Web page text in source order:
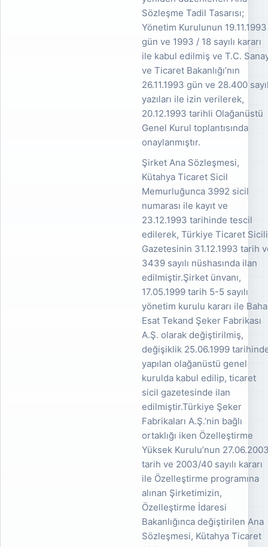
Sözleşme Tadil Tasarısı;
Yönetim Kurulunun 19.11.1993
gün ve 1993 / 18 sayılı kararı
ile kabul edilmiş ve T.C.
ve Ticaret Bakanlığı’nın
26.11.1993 gün ve 28.400
yazıları ile izin verilerek,
20.12.1993 tarihli Olağanüstü
Genel Kurul toplantısında
onaylanmıştır.
Şirket Ana Sözleşmesi,
Kütahya Ticaret Sicil
Memurluğunca 3992 sicil
numarası ile kayıt ve
23.12.1993 tarihinde tescil
edilerek, Türkiye Ticaret Sicili
Gazetesinin 31.12.1993 tarih
3439 sayılı nüshasında ilan
edilmiştir.Şirket ünvanı,
17.05.1999 tarih 5-5 sayılı
yönetim kurulu kararı ile Baha
Esat Tekand Şeker Fabrikası
A.Ş. olarak değiştirilmiş,
değişiklik 25.06.1999
yapılan olağanüstü genel
kurulda kabul edilip, ticaret
sicil gazetesinde ilan
edilmiştir.Türkiye Şeker
Fabrikaları A.Ş.’nin bağlı
ortaklığı iken Özelleştirme
Yüksek Kurulu’nun
tarih ve 2003/40 sayılı kararı
ile Özelleştirme programına
alınan Şirketimizin,
Özelleştirme İdaresi
Bakanlığınca değiştirilen Ana
Sözleşmesi, Kütahya Ticaret